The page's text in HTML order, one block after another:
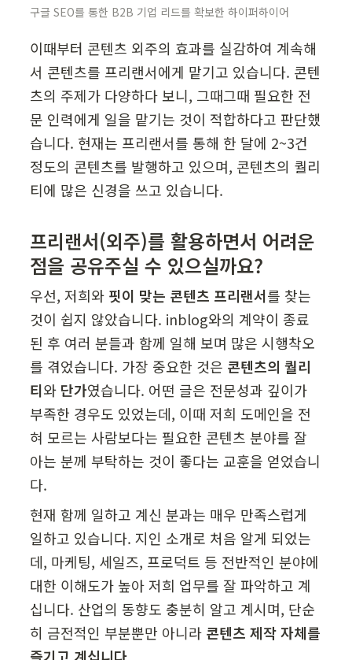
구글 SEO를 통한 B2B 기업 리드를 확보한 하이퍼하이어
이때부터 콘텐츠 외주의 효과를 실감하여 계속해
서 콘텐츠를 프리랜서에게 맡기고 있습니다. 콘텐
츠의 주제가 다양하다 보니, 그때그때 필요한 전
문 인력에게 일을 맡기는 것이 적합하다고 판단했
습니다. 현재는 프리랜서를 통해 한 달에 2~3건
정도의 콘텐츠를 발행하고 있으며, 콘텐츠의 퀄리
티에 많은 신경을 쓰고 있습니다.
프리랜서(외주)를 활용하면서 어려운
점을 공유주실 수 있으실까요?
우선, 저희와 핏이 맞는 콘텐츠 프리랜서를 찾는
것이 쉽지 않았습니다. inblog와의 계약이 종료
된 후 여러 분들과 함께 일해 보며 많은 시행착오
를 겪었습니다. 가장 중요한 것은 콘텐츠의 퀄리
티와 단가였습니다. 어떤 글은 전문성과 깊이가
부족한 경우도 있었는데, 이때 저희 도메인을 전
혀 모르는 사람보다는 필요한 콘텐츠 분야를 잘
아는 분께 부탁하는 것이 좋다는 교훈을 얻었습니
다.
현재 함께 일하고 계신 분과는 매우 만족스럽게
일하고 있습니다. 지인 소개로 처음 알게 되었는
데, 마케팅, 세일즈, 프로덕트 등 전반적인 분야에
대한 이해도가 높아 저희 업무를 잘 파악하고 계
십니다. 산업의 동향도 충분히 알고 계시며, 단순
히 금전적인 부분뿐만 아니라 콘텐츠 제작 자체를